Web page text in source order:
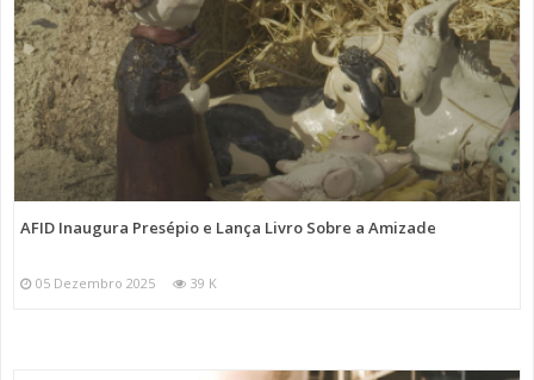
AFID Inaugura Presépio e Lança Livro Sobre a Amizade
05 Dezembro 2025 39 K